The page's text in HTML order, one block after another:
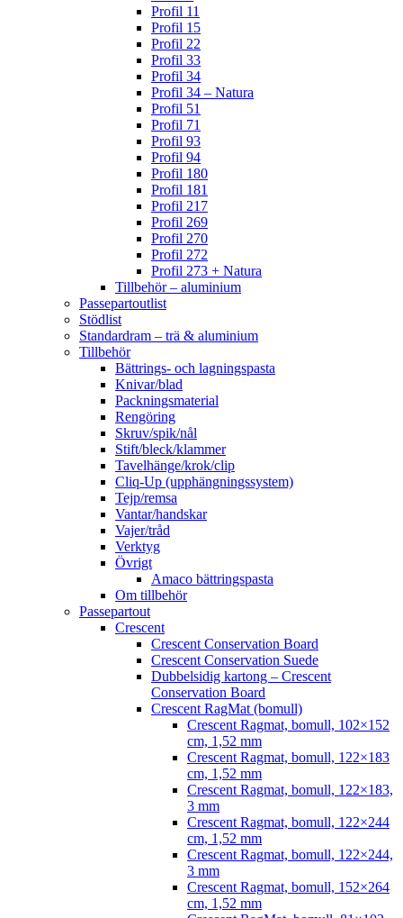
Profil 11
Profil 15
Profil 22
Profil 33
Profil 34
Profil 34 – Natura
Profil 51
Profil 71
Profil 93
Profil 94
Profil 180
Profil 181
Profil 217
Profil 269
Profil 270
Profil 272
Profil 273 + Natura
Tillbehör – aluminium
Passepartoutlist
Stödlist
Standardram – trä & aluminium
Tillbehör
Bättrings- och lagningspasta
Knivar/blad
Packningsmaterial
Rengöring
Skruv/spik/nål
Stift/bleck/klammer
Tavelhänge/krok/clip
Cliq-Up (upphängningssystem)
Tejp/remsa
Vantar/handskar
Vajer/tråd
Verktyg
Övrigt
Amaco bättringspasta
Om tillbehör
Passepartout
Crescent
Crescent Conservation Board
Crescent Conservation Suede
Dubbelsidig kartong – Crescent
Conservation Board
Crescent RagMat (bomull)
Crescent Ragmat, bomull, 102×152
cm, 1,52 mm
Crescent Ragmat, bomull, 122×183
cm, 1,52 mm
Crescent Ragmat, bomull, 122×183,
3 mm
Crescent Ragmat, bomull, 122×244
cm, 1,52 mm
Crescent Ragmat, bomull, 122×244,
3 mm
Crescent Ragmat, bomull, 152×264
cm, 1,52 mm